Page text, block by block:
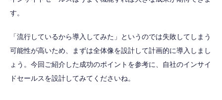
す。
「流行しているから導入してみた」というのでは失敗してしまう
可能性が高いため、まずは全体像を設計して計画的に導入しまし
ょう。今回ご紹介した成功のポイントを参考に、自社のインサイ
ドセールスを設計してみてくださいね。